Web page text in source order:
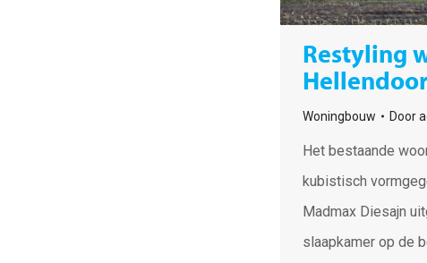
Restyling
Woningbouw Door
Het bestaande
kubistisch
Madmax Diesajn
slaapkamer op de